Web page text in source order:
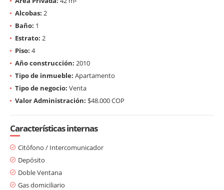
Alcobas: 2
Baño: 1
Estrato: 2
Piso: 4
Año construcción: 2010
Tipo de inmueble: Apartamento
Tipo de negocio: Venta
Valor Administración: $48.000 COP
Características internas
Citófono / Intercomunicador
Depósito
Doble Ventana
Gas domiciliario